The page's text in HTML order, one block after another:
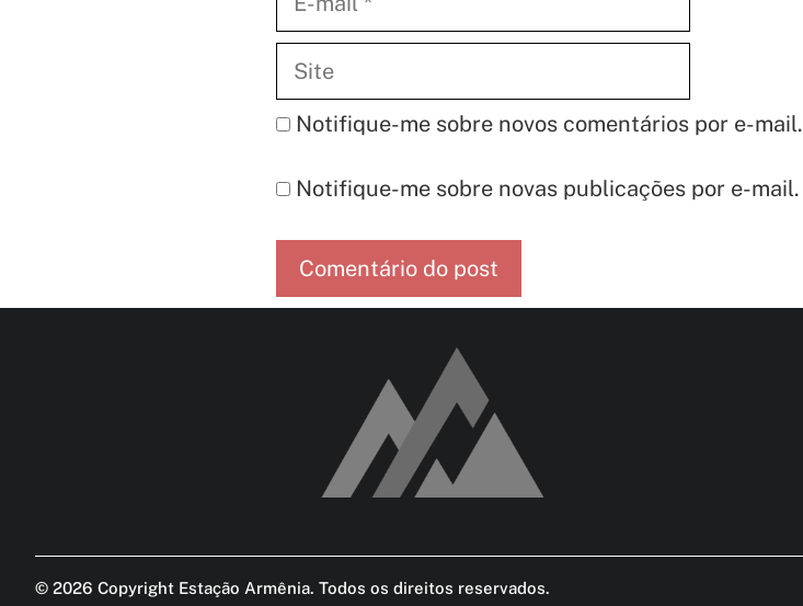
mail
Notifique-me sobre novos comentários por e-mail.
Notifique-me sobre novas publicações por e-mail.
© 2026 Copyright Estação Armênia. Todos os direitos reservados.